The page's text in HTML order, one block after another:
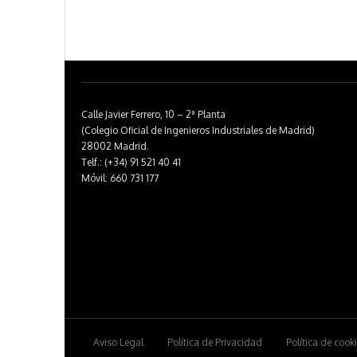
Calle Javier Ferrero, 10 – 2ª Planta
(Colegio Oficial de Ingenieros Industriales de Madrid)
28002 Madrid.
Telf.: (+34) 91 521 40 41
Móvil: 660 731 177
Aviso Legal Política de Privacidad Política de